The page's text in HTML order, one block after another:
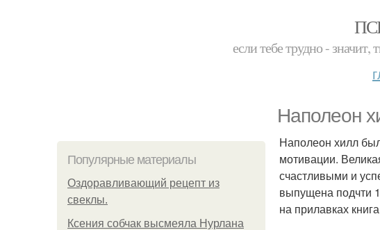
если тебе трудно -
Наполеон
Популярные материалы
Оздоравливающий рецепт из
свеклы.
Ксения собчак высмеяла Нурлана
Наполеон хилл
мотивации.
счастливыми и
выпущена подчти
на прилавках